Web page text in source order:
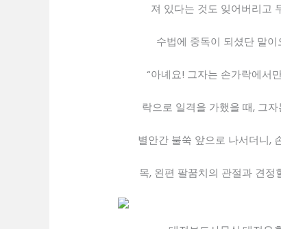
져 있다는 것도 잊어버리고
수법에 중독이 되셨단 말
“아녜요! 그자는 손가락에
락으로 일격을 가했을 때, 그
별안간 불쑥 앞으로 나서더니,
목, 왼편 팔꿈치의 관절과 견